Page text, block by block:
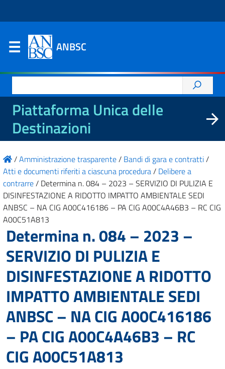
ANBSC
per:
Piattaforma Unica delle
Destinazioni
/Amministrazione trasparente/ Bandi di gara e contratti/
Atti e documenti riferiti a ciascuna procedura/ Delibere a
contrarre/ Determina n. 084 – 2023 – SERVIZIO DI PULIZIA E
DISINFESTAZIONE A RIDOTTO IMPATTO AMBIENTALE SEDI
ANBSC – NA CIG A00C416186 – PA CIG A00C4A46B3 – RC CIG
A00C51A813
Determina n. 084 – 2023 –
SERVIZIO DI PULIZIA E
DISINFESTAZIONE A RIDOTTO
IMPATTO AMBIENTALE SEDI
ANBSC – NA CIG A00C416186
– PA CIG A00C4A46B3 – RC
CIG A00C51A813